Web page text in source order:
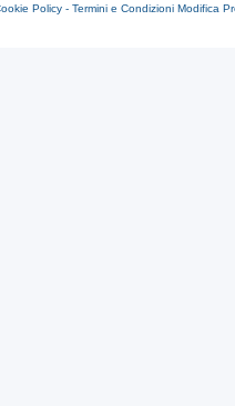
Policy - Termini e Condizioni Modifica